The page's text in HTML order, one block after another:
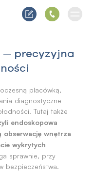
─ precyzyjna
placówką,
diagnostyczne
Tutaj także
endoskopowa
obserwację wnętrza
wykrytych
sprawnie, przy
bezpieczeństwa.